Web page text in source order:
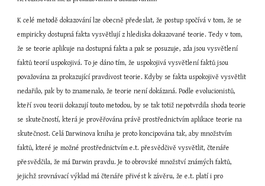
K celé metodě dokazování lze obecně předeslat, že postup spočívá v tom, že se
empiricky dostupná fakta vysvětlují z hlediska dokazované teorie. Tedy v tom,
že se teorie aplikuje na dostupná fakta a pak se posuzuje, zda jsou vysvětlení
faktů teorií uspokojivá. To je dáno tím, že uspokojivá vysvětlení faktů jsou
považována za prokazující pravdivost teorie. Kdyby se fakta uspokojivě vysvětlit
nedařilo, pak by to znamenalo, že teorie není dokázaná. Podle evolucionistů,
kteří svou teorii dokazují touto metodou, by se tak totiž nepotvrdila shoda teorie
se skutečností, která je prověřována právě prostřednictvím aplikace teorie na
skutečnost. Celá Darwinova kniha je proto koncipována tak, aby množstvím
faktů, které je možné prostřednictvím e.t. přesvědčivě vysvětlit, čtenáře
přesvědčila, že má Darwin pravdu. Je to obrovské množství známých faktů,
jejichž srovnávací výklad má čtenáře přivést k závěru, že e.t. platí i pro